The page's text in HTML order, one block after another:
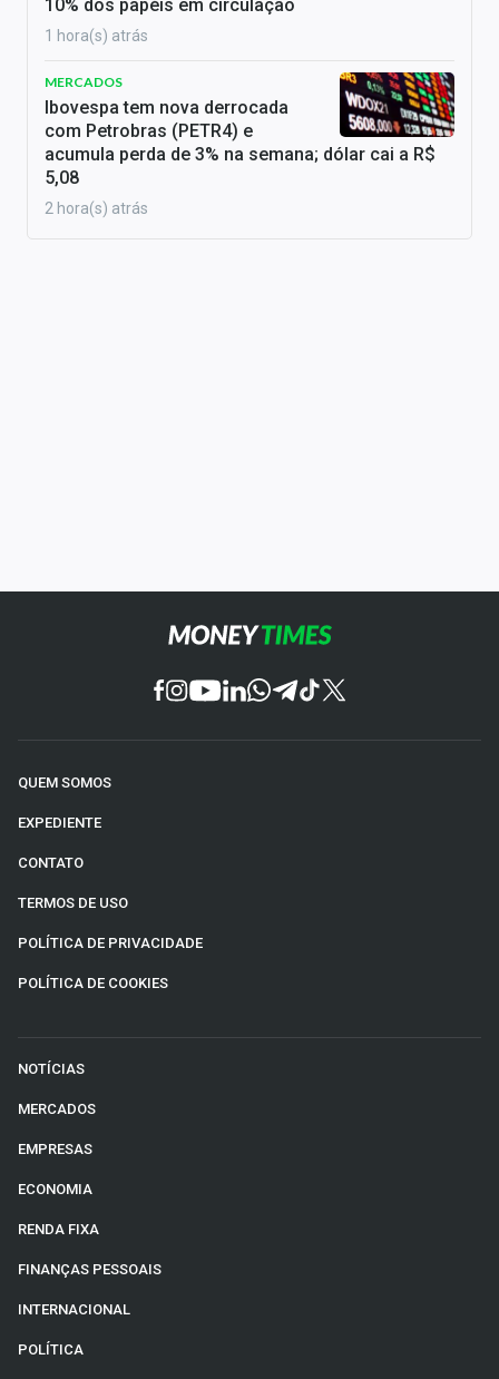
10% dos papéis em circulação
1 hora(s) atrás
MERCADOS
Ibovespa tem nova derrocada
com Petrobras (PETR4) e
acumula perda de 3% na semana; dólar cai a R$
5,08
2 hora(s) atrás
QUEM SOMOS
EXPEDIENTE
CONTATO
TERMOS DE USO
POLÍTICA DE PRIVACIDADE
POLÍTICA DE COOKIES
NOTÍCIAS
MERCADOS
EMPRESAS
ECONOMIA
RENDA FIXA
FINANÇAS PESSOAIS
INTERNACIONAL
POLÍTICA